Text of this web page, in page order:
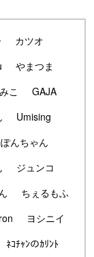
カツオ
やまつま
こ
GAJA
Umising
ぽんちゃん
ジュンコ
ちぇるもふ
ヨシニイ
ﾈｺﾁｬﾝのｶﾘﾝﾄ